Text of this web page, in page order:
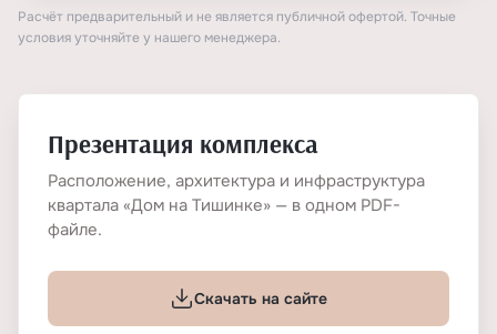
Расчёт предварительный и не является публичной офертой. Точные
условия уточняйте у нашего менеджера.
Презентация комплекса
Расположение, архитектура и инфраструктура
квартала «Дом на Тишинке» — в одном PDF-
файле.
Скачать на сайте